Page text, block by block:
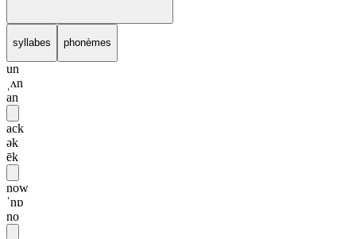
syllabes phonèmes
un
ˌʌn
an
ack
ək
ēk
now
ˈnɒ
no